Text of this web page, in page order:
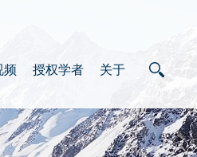
频 授权学者 关于